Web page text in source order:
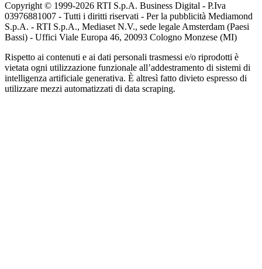
Copyright © 1999-2026 RTI S.p.A. Business Digital - P.Iva
03976881007 - Tutti i diritti riservati - Per la pubblicità Mediamond
S.p.A. - RTI S.p.A., Mediaset N.V., sede legale Amsterdam (Paesi
Bassi) - Uffici Viale Europa 46, 20093 Cologno Monzese (MI)
Rispetto ai contenuti e ai dati personali trasmessi e/o riprodotti è
vietata ogni utilizzazione funzionale all’addestramento di sistemi di
intelligenza artificiale generativa. È altresì fatto divieto espresso di
utilizzare mezzi automatizzati di data scraping.